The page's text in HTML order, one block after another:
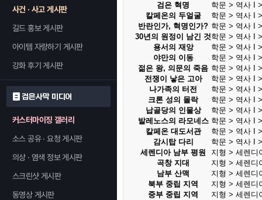
사건 · 사고 게시판
길드 홍보 게시판
아이템 자랑하기 게시판
강화 후기 게시판
검은사막 미디어
커스터마이징 갤러리
소스 공유 · 요청 게시판
의상 · 염색 정보 게시판
스크린샷 게시판
동영상 게시판
검은 혁명
학문 > 역사 I
칼페온의 두얼굴
학문 > 역사 I
반란인가, 혁명인가? 학문 > 역사 I
30년의 원정이 남긴 것학문 > 역사 I
용서의 재앙
학문 > 역사 I
야만의 이동
학문 > 역사 I
젊은 왕, 의문의 죽음 학문 > 역사 I
전쟁이 낳은 고아
학문 > 역사 I
나가족의 터전
학문 > 역사 I
크론 성의 몰락
학문 > 역사 I
납골당의 인물상
학문 > 역사 I
발레노스의 라모네스 학문 > 역사 I
칼페온 대도서관
학문 > 역사 I
감시탑 다리
학문 > 역사 I
세렌디아 남부 평원
지형 > 세렌디
곡창 지대
지형 > 세렌디
남부 산맥
지형 > 세렌디
북부 중립 지역
지형 > 세렌디
중부 중립 지역
지형 > 세렌디